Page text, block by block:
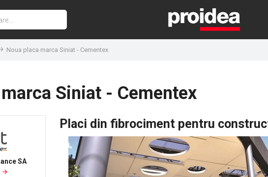
Noua placa marca Siniat - Cementex
Siniat - Cementex
SA
Placi din fibrociment pentru